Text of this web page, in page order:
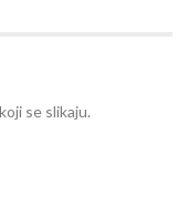
se slikaju.